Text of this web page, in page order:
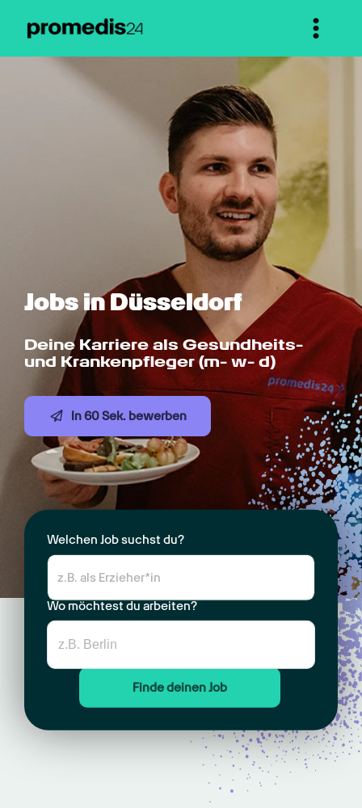
Jobs in Düsseldorf
Deine Karriere als Gesundheits-
und Krankenpfleger (m- w- d)
In 60 Sek. bewerben
Welchen Job suchst du?
Wo möchtest du arbeiten?
Finde deinen Job